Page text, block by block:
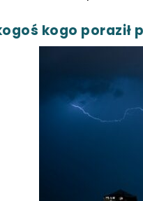
kogo poraził